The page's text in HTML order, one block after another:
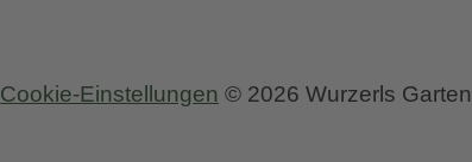
Cookie-Einstellungen © 2026 Wurzerls Garten